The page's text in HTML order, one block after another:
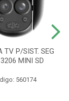
TV P/SIST. SEG
MINI SD
560174